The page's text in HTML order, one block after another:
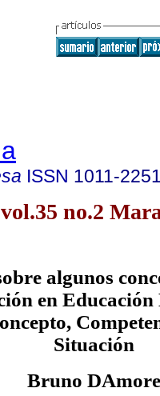
ISSN 1011-
no.2
algunos
en
Situación
Bruno DAmore